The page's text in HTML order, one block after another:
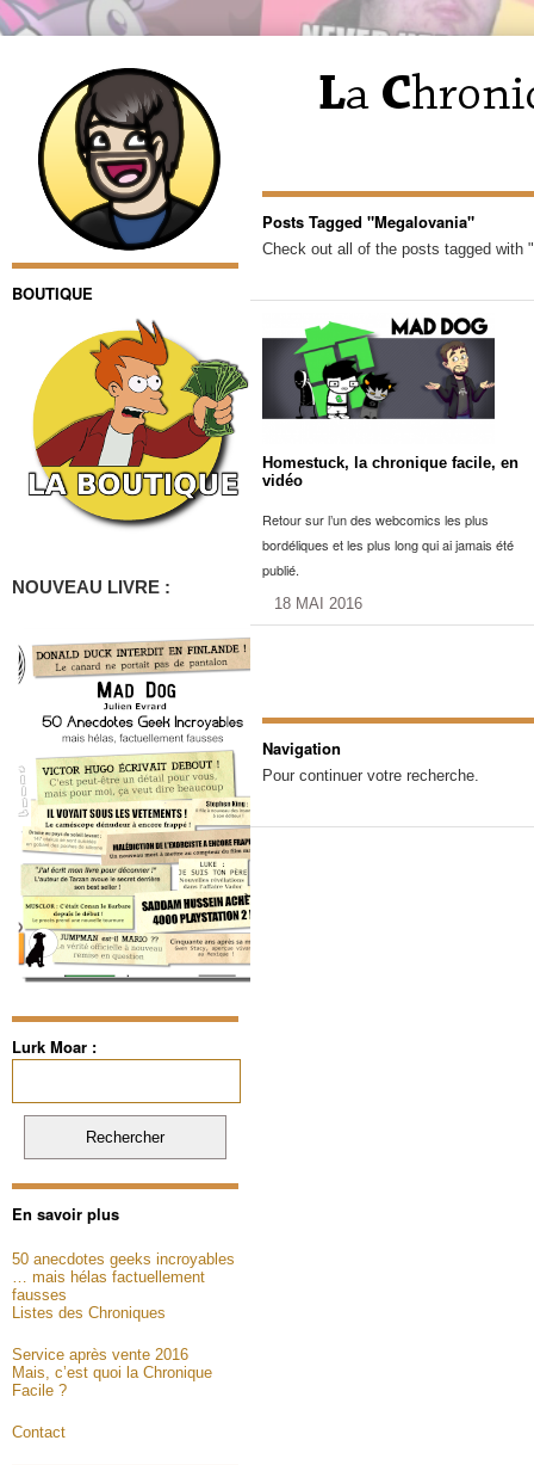
BOUTIQUE
NOUVEAU LIVRE :
Lurk Moar :
En savoir plus
50 anecdotes geeks incroyables
… mais hélas factuellement
fausses
Listes des Chroniques
Service après vente 2016
Mais, c’est quoi la Chronique
Facile ?
Contact
Posts Tagged "Megalovania"
Check out all of the posts tagged with
Homestuck, la chronique facile, en
vidéo
Retour sur l’un des webcomics les plus
bordéliques et les plus long qui ai jamais été
publié.
18 MAI 2016
Navigation
Pour continuer votre recherche.